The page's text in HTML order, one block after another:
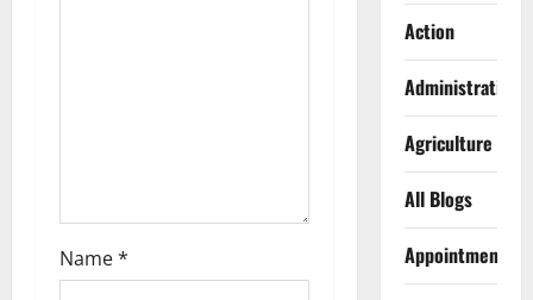
Name*
Action
Administration
Agriculture
All Blogs
Appointments